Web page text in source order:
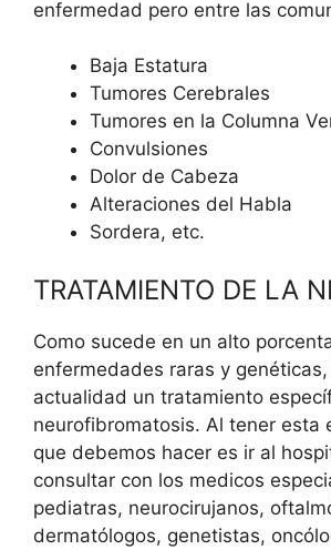
enfermedad pero entre las
Baja Estatura
Tumores Cerebrales
Tumores en la Columna
Convulsiones
Dolor de Cabeza
Alteraciones del Habla
Sordera, etc.
TRATAMIENTO DE LA
Como sucede en un alto
enfermedades raras y
actualidad un tratamiento
neurofibromatosis. Al tener esta
que debemos hacer es ir al
consultar con los medicos
pediatras, neurocirujanos,
dermatólogos, genetistas,